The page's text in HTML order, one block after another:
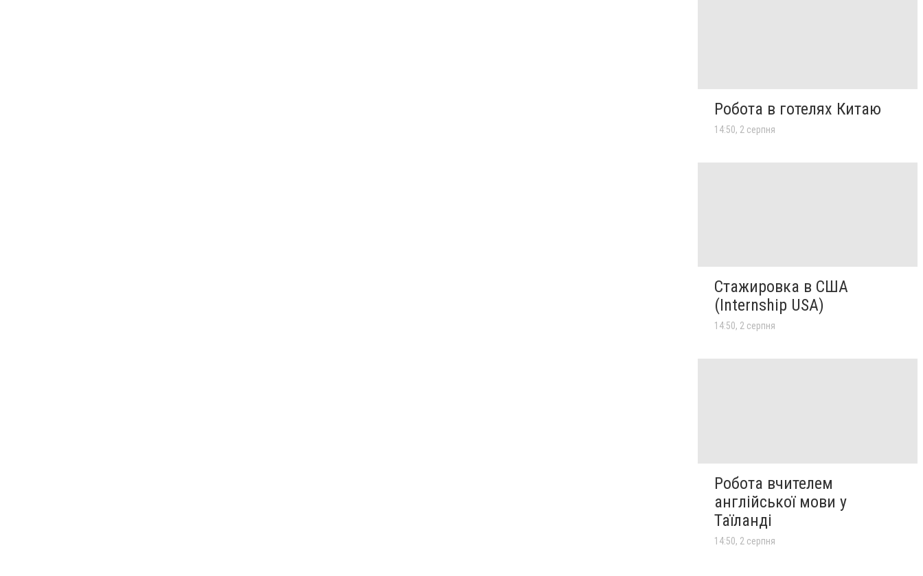
Робота в готелях Китаю
14:50, 2 серпня
Стажировка в США
(Internship USA)
14:50, 2 серпня
Робота вчителем
англійської мови у
Таїланді
14:50, 2 серпня